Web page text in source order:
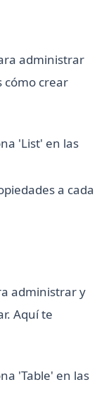
de
administrar
cómo crear
'List' en las
a cada
administrar y
Aquí te
'Table' en las